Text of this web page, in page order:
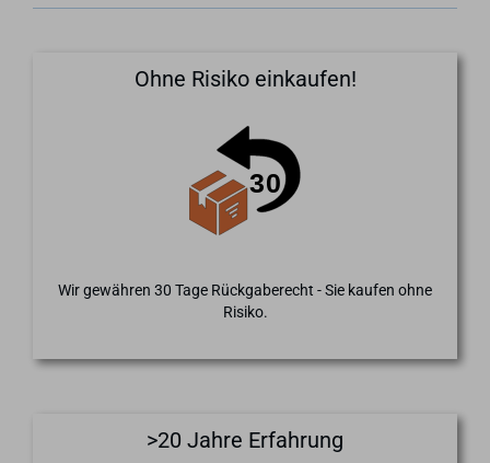
Ohne Risiko einkaufen!
Wir gewähren 30 Tage Rückgaberecht - Sie kaufen ohne
Risiko.
>20 Jahre Erfahrung